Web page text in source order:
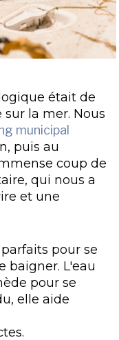
était de
la mer. Nous
municipal
puis au
coup de
qui nous a
et une
pour se
baigner. L'eau
pour se
elle aide